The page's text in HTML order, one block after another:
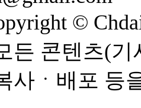
©
든 콘텐츠(
사ㆍ배포 등